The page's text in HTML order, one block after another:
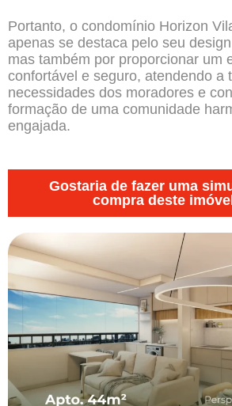
Portanto, o condomínio Horizon
apenas se destaca pelo seu
mas também por proporcionar um
confortável e seguro, atendendo a
necessidades dos moradores e
formação de uma comunidade
engajada.
Gostaria de fazer uma
compra deste